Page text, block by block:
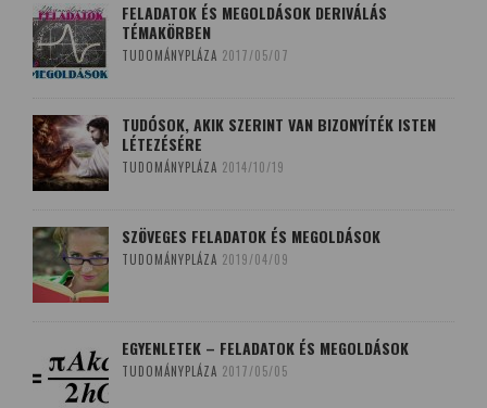
FELADATOK ÉS MEGOLDÁSOK DERIVÁLÁS
TÉMAKÖRBEN
TUDOMÁNYPLÁZA 2017/05/07
TUDÓSOK, AKIK SZERINT VAN BIZONYÍTÉK ISTEN
LÉTEZÉSÉRE
TUDOMÁNYPLÁZA 2014/10/19
SZÖVEGES FELADATOK ÉS MEGOLDÁSOK
TUDOMÁNYPLÁZA 2019/04/09
EGYENLETEK – FELADATOK ÉS MEGOLDÁSOK
TUDOMÁNYPLÁZA 2017/05/05